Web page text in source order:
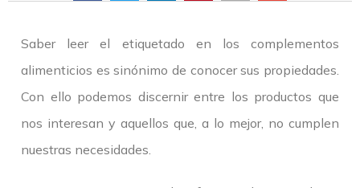
Saber leer el etiquetado en los complementos
alimenticios es sinónimo de conocer sus propiedades.
Con ello podemos discernir entre los productos que
nos interesan y aquellos que, a lo mejor, no cumplen
nuestras necesidades.